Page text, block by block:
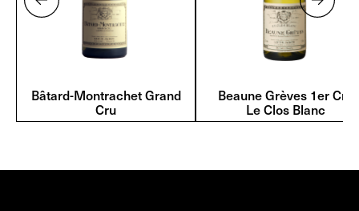
Bâtard-Montrachet Grand
Cru
Beaune Grèves 1er Cru
Le Clos Blanc